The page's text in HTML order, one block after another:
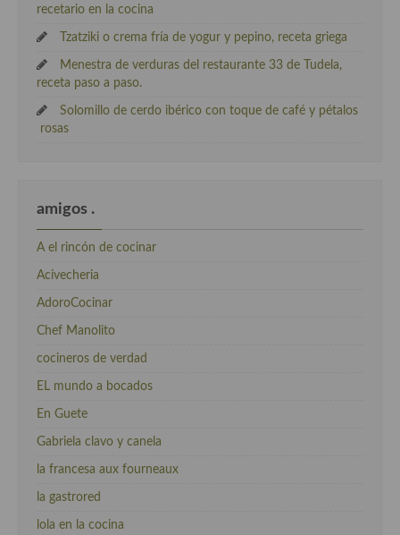
recetario en la cocina
Tzatziki o crema fría de yogur y pepino, receta griega
Menestra de verduras del restaurante 33 de Tudela,
receta paso a paso.
Solomillo de cerdo ibérico con toque de café y pétalos
rosas
amigos .
A el rincón de cocinar
Acivecheria
AdoroCocinar
Chef Manolito
cocineros de verdad
EL mundo a bocados
En Guete
Gabriela clavo y canela
la francesa aux fourneaux
la gastrored
lola en la cocina